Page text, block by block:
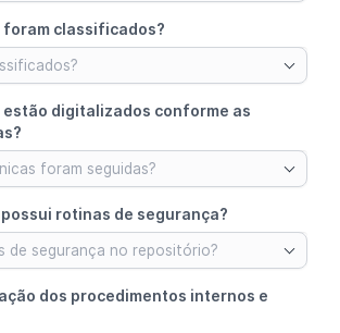
foram classificados?
estão digitalizados conforme as
foram seguidas?
rotinas de segurança?
de segurança no repositório?
dos procedimentos internos e